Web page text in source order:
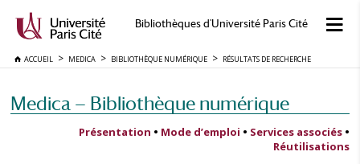
Bibliothèques d'Université Paris Cité
ACCUEIL MEDICA BIBLIOTHÈQUE NUMÉRIQUE RÉSULTATS DE RECHERCHE
Medica — Bibliothèque numérique
Présentation • Mode d’emploi • Services associés •
Réutilisations